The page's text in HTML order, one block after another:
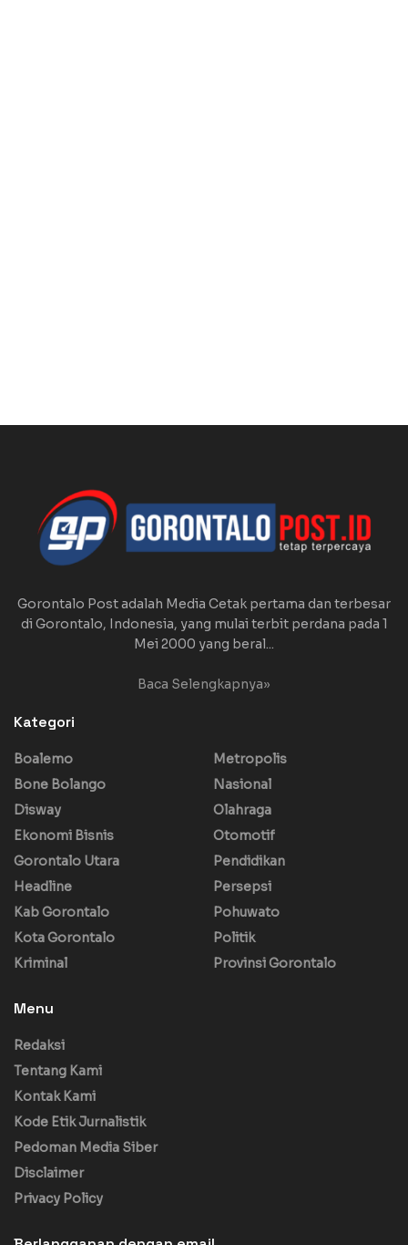
Gorontalo Post adalah Media Cetak pertama dan terbesar
di Gorontalo, Indonesia, yang mulai terbit perdana pada 1
Mei 2000 yang beral...
Baca Selengkapnya»
Kategori
Boalemo
Bone Bolango
Disway
Ekonomi Bisnis
Gorontalo Utara
Headline
Kab Gorontalo
Kota Gorontalo
Kriminal
Metropolis
Nasional
Olahraga
Otomotif
Pendidikan
Persepsi
Pohuwato
Politik
Provinsi Gorontalo
Menu
Redaksi
Tentang Kami
Kontak Kami
Kode Etik Jurnalistik
Pedoman Media Siber
Disclaimer
Privacy Policy